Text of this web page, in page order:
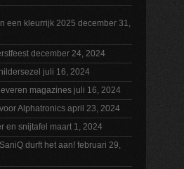
een kleurrijk 2025 december 31,
december 24, 2024
juli 16, 2024
magazines juli 16, 2024
Alphatronics april 23, 2024
en snijtafel maart 1, 2024
durft het aan! februari 29,